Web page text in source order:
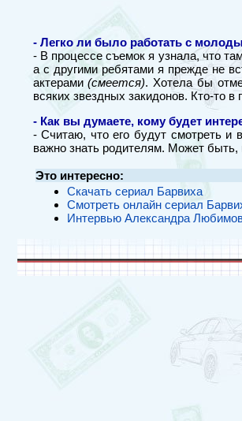
- Легко ли было работать с
- В процессе съемок я узнала, что
а с другими ребятами я прежде не
актерами(смеется). Хотела бы
всяких звездных закидонов. Кто-то
- Как вы думаете, кому будет
- Считаю, что его будут смотреть и
важно знать родителям. Может быть,
Это интересно:
Скачать сериал Барвиха
Смотреть онлайн сериал
Интервью Александра